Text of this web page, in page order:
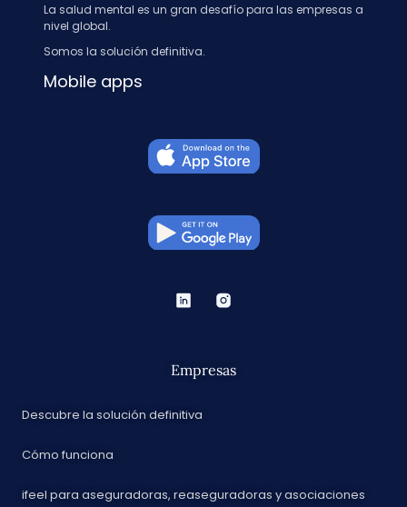
La salud mental es un gran desafío para las empresas a
nivel global.
Somos la solución definitiva.
Mobile apps
Empresas
Descubre la solución definitiva
Cómo funciona
ifeel para aseguradoras, reaseguradoras y asociaciones